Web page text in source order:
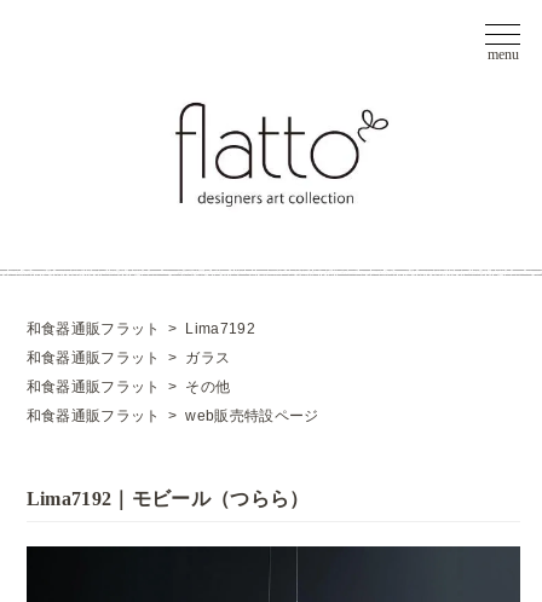
和食器通販フラット >
Lima7192
和食器通販フラット
> ガラス
和食器通販フラット
> その他
和食器通販フラット
>web販売特設ページ
Lima7192｜モビール（つらら）